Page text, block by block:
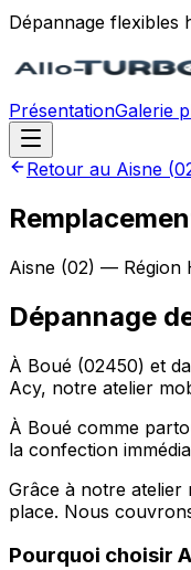
Dépannage flexibles
PrésentationGalerie
Retour au Aisne (
Aisne (02) — Région
Dépannage
À Boué (02450) et
Acy, notre atelier
À Boué comme
la confection
Grâce à notre
place. Nous
Pourquoi choisir